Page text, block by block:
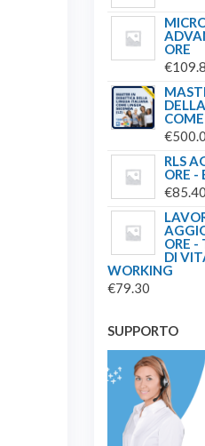
ORE
€
€
RLS
ORE -
€85.40
ORE -
DI
WORKING
€79.30
SUPPORTO